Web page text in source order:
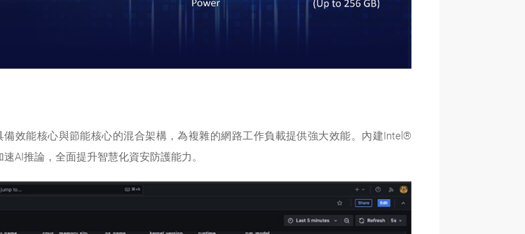
效能核心與節能核心的混合架構，為複雜的網路工作負載提供強大效能。內建Intel®
AI推論，全面提升智慧化資安防護能力。